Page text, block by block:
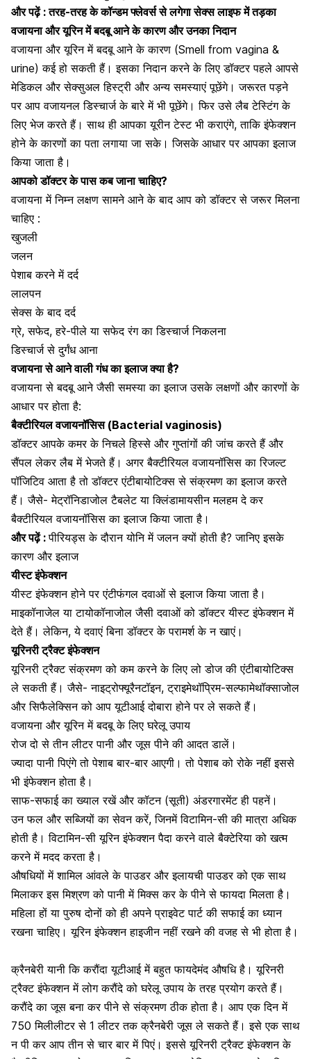
और पढ़ें :तरह-तरह के कॉन्डम फ्लेवर्स से लगेगा सेक्स लाइफ में तड़का
वजायना और यूरिन में बदबू आने के कारण और उनका निदान
वजायना और यूरिन में बदबू आने के कारण (Smell from vagina &
urine) कई हो सकती हैं। इसका निदान करने के लिए डॉक्टर पहले आपसे
मेडिकल और सेक्सुअल हिस्ट्री और अन्य समस्याएं पूछेंगे। जरूरत पड़ने
पर आप वजायनल डिस्चार्ज के बारे में भी पूछेंगे। फिर उसे लैब टेस्टिंग के
लिए भेज करते हैं। साथ ही आपका यूरीन टेस्ट भी कराएंगे, ताकि इंफेक्शन
होने के कारणों का पता लगाया जा सके। जिसके आधार पर आपका इलाज
किया जाता है।
आपको डॉक्टर के पास कब जाना चाहिए?
वजायना में निम्न लक्षण सामने आने के बाद आप को डॉक्टर से जरूर मिलना
चाहिए :
खुजली
जलन
पेशाब करने में दर्द
लालपन
सेक्स के बाद दर्द
ग्रे, सफेद, हरे-पीले या सफेद रंग का डिस्चार्ज निकलना
डिस्चार्ज से दुर्गंध आना
वजायना से आने वाली गंध का इलाज क्या है?
वजायना से बदबू आने जैसी समस्या का इलाज उसके लक्षणों और कारणों के
आधार पर होता है:
बैक्टीरियल वजायनॉसिस (Bacterial vaginosis)
डॉक्टर आपके कमर के निचले हिस्से और गुप्तांगों की जांच करते हैं और
सैंपल लेकर लैब में भेजते हैं। अगर बैक्टीरियल वजायनॉसिस का रिजल्ट
पॉजिटिव आता है तो डॉक्टर एंटीबायोटिक्स से संक्रमण का इलाज करते
हैं। जैसे- मेट्रॉनिडाजोल टैबलेट या क्लिंडामायसीन मलहम दे कर
बैक्टीरियल वजायनॉसिस का इलाज किया जाता है।
और पढ़ें :पीरियड्स के दौरान योनि में जलन क्यों होती है? जानिए इसके
कारण और इलाज
यीस्ट इंफेक्शन
यीस्ट इंफेक्शन होने पर एंटीफंगल दवाओं से इलाज किया जाता है।
माइकॉनाजेल या टायोकॉनाजोल जैसी दवाओं को डॉक्टर यीस्ट इंफेक्शन में
देते हैं। लेकिन, ये दवाएं बिना डॉक्टर के परामर्श के न खाएं।
यूरिनरी ट्रैक्ट इंफेक्शन
यूरिनरी ट्रैक्ट संक्रमण को कम करने के लिए लो डोज की एंटीबायोटिक्स
ले सकती हैं। जैसे- नाइट्रोफ्यूरैनटॉइन, ट्राइमेथॉप्रिम-सल्फामेथॉक्साजोल
और सिफैलेक्सिन को आप यूटीआई दोबारा होने पर ले सकते हैं।
वजायना और यूरिन में बदबू के लिए घरेलू उपाय
रोज दो से तीन लीटर पानी और जूस पीने की आदत डालें।
ज्यादा पानी पिएंगे तो पेशाब बार-बार आएगी। तो पेशाब को रोके नहीं इससे
भी इंफेक्शन होता है।
साफ-सफाई का ख्याल रखें और कॉटन (सूती) अंडरगारमेंट ही पहनें।
उन फल और सब्जियों का सेवन करें, जिनमेंविटामिन-सी की मात्रा अधिक
होती है। विटामिन-सी यूरिन इंफेक्शन पैदा करने वाले बैक्टेरिया को खत्म
करने में मदद करता है।
औषधियों में शामिल आंवले के पाउडरऔरइलायची पाउडरको एक साथ
मिलाकर इस मिश्रण को पानी में मिक्स कर के पीने से फायदा मिलता है।
महिला हों या पुरुष दोनों को ही अपने प्राइवेट पार्ट की सफाई का ध्यान
रखना चाहिए। यूरिन इंफेक्शन हाइजीन नहीं रखने की वजह से भी होता है।
क्रैनबेरी यानी कि करौंदा यूटीआई में बहुत फायदेमंद औषधि है। यूरिनरी
ट्रैक्ट इंफेक्शन में लोग करौंदे को घरेलू उपाय के तरह प्रयोग करते हैं।
करौंदे का जूस बना कर पीने से संक्रमण ठीक होता है। आप एक दिन में
750 मिलीलीटर से 1 लीटर तक क्रैनबेरी जूस ले सकते हैं। इसे एक साथ
न पी कर आप तीन से चार बार में पिएं। इससे यूरिनरी ट्रैक्ट इंफेक्शन के